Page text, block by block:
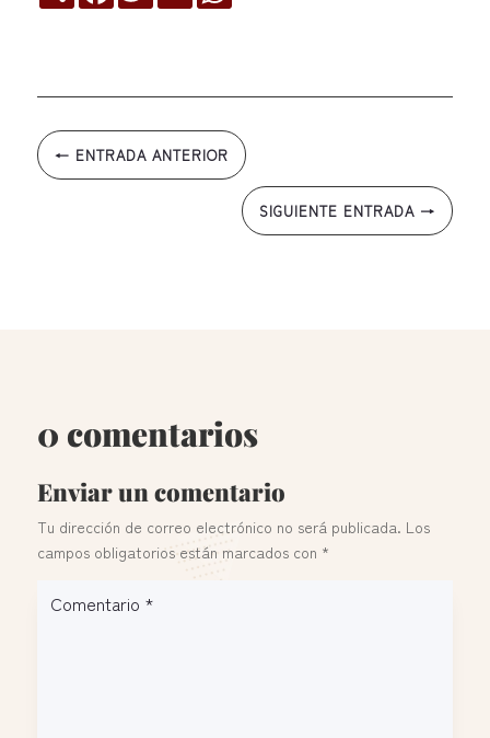
← ENTRADA ANTERIOR
SIGUIENTE ENTRADA →
0 comentarios
Enviar un comentario
Tu dirección de correo electrónico no será publicada. Los
campos obligatorios están marcados con *